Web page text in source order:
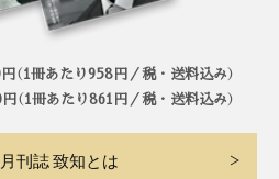
1冊あたり958円／税・送料込み）
1冊あたり861円／税・送料込み）
刊誌 致知とは